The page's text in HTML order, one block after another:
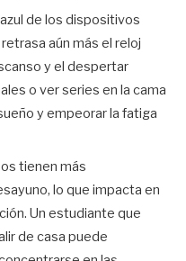
de los dispositivos
aún más el reloj
y el despertar
o ver series en la cama
y empeorar la fatiga
tienen más
lo que impacta en
Un estudiante que
de casa puede